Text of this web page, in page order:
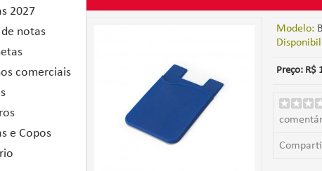
2027
notas
comerciais
e Copos
Modelo:
Preço: R$